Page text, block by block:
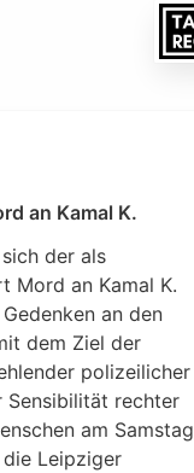
an Kamal K.
der als
Mord an Kamal K.
an den
dem Ziel der
polizeilicher
Sensibilität rechter
am Samstag
die Leipziger